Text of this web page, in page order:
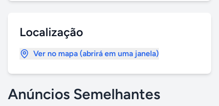
Localização
Ver no mapa (abrirá em uma janela)
Anúncios Semelhantes